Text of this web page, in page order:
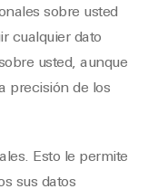
sobre usted
cualquier dato
usted, aunque
precisión de los
Esto le permite
sus datos